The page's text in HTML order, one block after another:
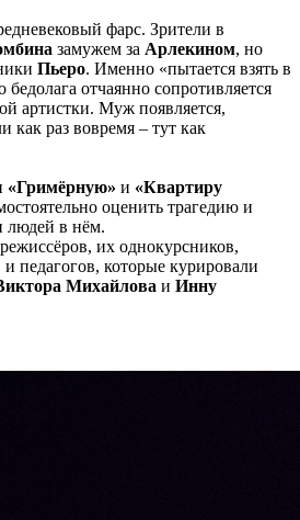
фарс. Зрители в
замужем за Арлекином, но
Пьеро. Именно «пытается взять в
отчаянно сопротивляется
артистки. Муж появляется,
как раз вовремя – тут как
«Гримёрную» и «Квартиру
оценить трагедию и
людей в нём.
их однокурсников,
педагогов, которые курировали
Михайлова и Инну